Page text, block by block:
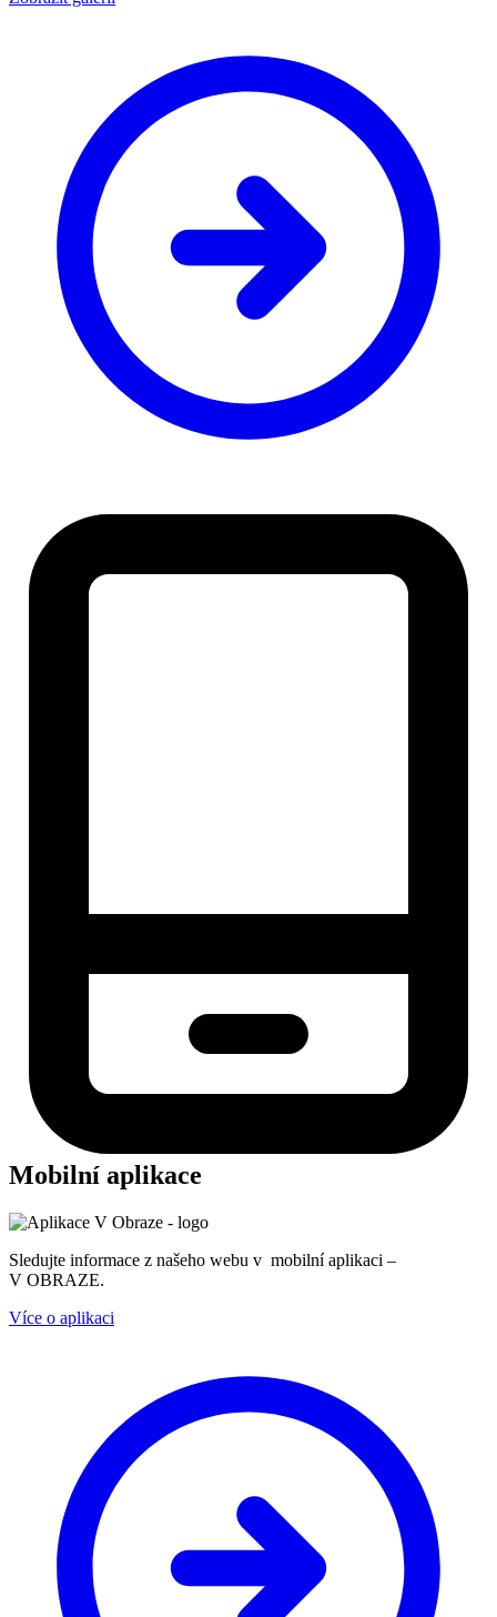
Mobilní aplikace
Sledujte informace z našeho webu v mobilní aplikaci –
V OBRAZE.
Více o aplikaci